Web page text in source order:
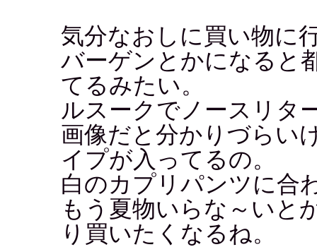
気分なおしに買い物に
バーゲンとかになると
てるみたい。
ルスークでノースリタ
画像だと分かりづらい
イプが入ってるの。
白のカプリパンツに合
もう夏物いらな～いと
り買いたくなるね。